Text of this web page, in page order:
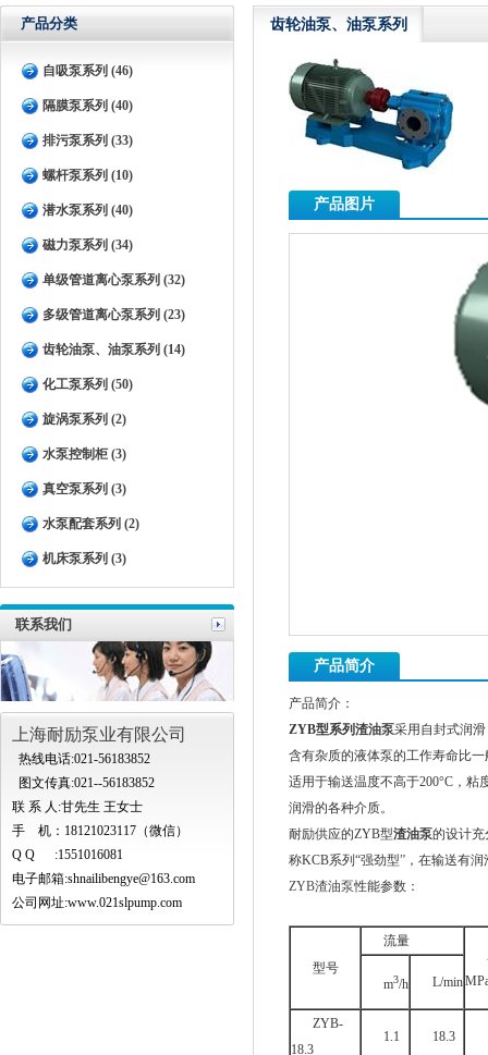
产品分类
自吸泵系列 (46)
隔膜泵系列 (40)
排污泵系列 (33)
螺杆泵系列 (10)
潜水泵系列 (40)
磁力泵系列 (34)
单级管道离心泵系列 (32)
多级管道离心泵系列 (23)
齿轮油泵、油泵系列 (14)
化工泵系列 (50)
旋涡泵系列 (2)
水泵控制柜 (3)
真空泵系列 (3)
水泵配套系列 (2)
机床泵系列 (3)
联系我们
上海耐励泵业有限公司
热线电话:021-56183852
图文传真:021--56183852
联 系 人:甘先生 王女士
手 机：18121023117（微信）
Q Q :1551016081
电子邮箱:shnailibengye@163.com
公司网址:www.021slpump.com
齿轮油泵、油泵系列
产品图片
产品简介
产品简介：
ZYB型系列渣油泵采用自封式润
含有杂质的液体泵的工作寿命比
适用于输送温度不高于200°C，
润滑的各种介质。
耐励供应的ZYB型渣油泵的设计
称KCB系列“强劲型” ，在输送有
ZYB渣油泵性能参数：
型号
流量
m3/h L/min
ZYB-
18.3
1.1
18.3